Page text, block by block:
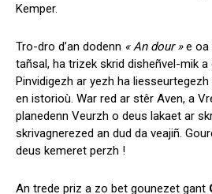
Kemper.
Tro-dro d’an dodenn « An dour »e oa
tañsal, ha trizek skrid disheñvel-mik a
Pinvidigezh ar yezh ha
en istorioù. War red ar stêr Aven, a
planedenn Veurzh o deus lakaet ar
skrivagnerezed an dud da veajiñ.
deus kemeret perzh !
An trede priz a zo bet gounezet gant